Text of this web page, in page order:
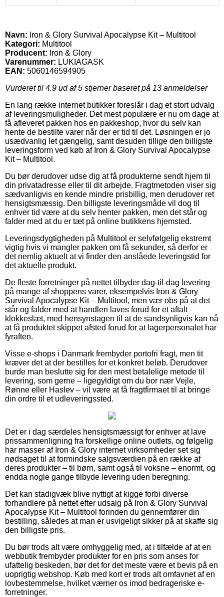
Navn: Iron & Glory Survival Apocalypse Kit – Multitool
Kategori: Multitool
Producent: Iron & Glory
Varenummer: LUKIAGASK
EAN: 5060146594905
Vurderet til 4.9 ud af 5 stjerner baseret på 13 anmeldelser
En lang række internet butikker foreslår i dag et stort udvalg
af leveringsmuligheder. Det mest populære er nu om dage at
få afleveret pakken hos en pakkeshop, hvor du selv kan
hente de bestilte varer når der er tid til det. Løsningen er jo
usædvanlig let gængelig, samt desuden tillige den billigste
leveringsform ved køb af Iron & Glory Survival Apocalypse
Kit – Multitool.
Du bør derudover udse dig at få produkterne sendt hjem til
din privatadresse eller til dit arbejde. Fragtmetoden viser sig
sædvanligvis en kende mindre prisbillig, men derudover ret
hensigtsmæssig. Den billigste leveringsmåde vil dog til
enhver tid være at du selv henter pakken, men det står og
falder med at du er tæt på online butikkens hjemsted.
Leveringsdygtigheden på Multitool er selvfølgelig ekstremt
vigtig hvis vi mangler pakken om få sekunder, så derfor er
det nemlig aktuelt at vi finder den anslåede leveringstid for
det aktuelle produkt.
De fleste forretninger på nettet tilbyder dag-til-dag levering
på mange af shoppens varer, eksempelvis Iron & Glory
Survival Apocalypse Kit – Multitool, men vær obs på at det
står og falder med at handlen laves forud for et aftalt
klokkeslæt, med hensynstagen til at de sandsynligvis kan nå
at få produktet skippet afsted forud for at lagerpersonalet har
fyraften.
Visse e-shops i Danmark frembyder portofri fragt, men tit
kræver det at der bestilles for et konkret beløb. Derudover
burde man beslutte sig for den mest betalelige metode til
levering, som gerne – ligegyldigt om du bor nær Vejle,
Rønne eller Haslev – vil være at få fragtfirmaet til at bringe
din ordre til et udleveringssted.
Det er i dag særdeles hensigtsmæssigt for enhver at lave
prissammenligning fra forskellige online outlets, og følgelig
har masser af Iron & Glory internet virksomheder set sig
nødsaget til at formindske salgsværdien på en række af
deres produkter – til børn, samt også til voksne – enormt, og
endda nogle gange tilbyde levering uden beregning.
Det kan stadigvæk blive nyttigt at kigge forbi diverse
forhandlere på nettet efter udsalg på Iron & Glory Survival
Apocalypse Kit – Multitool forinden du gennemfører din
bestilling, således at man er usvigeligt sikker på at skaffe sig
den billigste pris.
Du bør trods alt være omhyggelig med, at i tilfælde af at en
webbutik frembyder produkter for en pris som anses for
ufattelig beskeden, bør det for det meste være et bevis på en
uoprigtig webshop. Køb med kort er trods alt omfavnet af en
lovbestemmelse, hvilket værner os imod bedrageriske e-
forretninger.